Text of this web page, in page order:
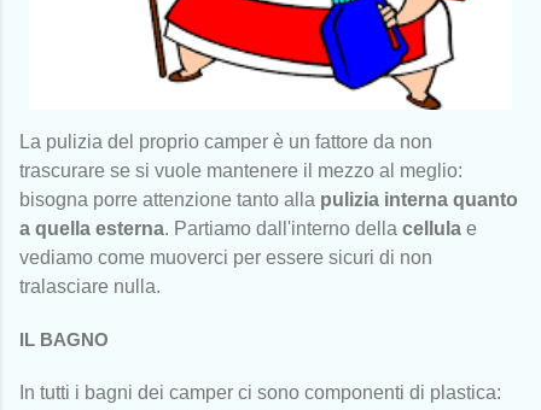
La pulizia del proprio camper è un fattore da non
trascurare se si vuole mantenere il mezzo al meglio:
bisogna porre attenzione tanto alla pulizia interna quanto
a quella esterna. Partiamo dall'interno della cellula e
vediamo come muoverci per essere sicuri di non
tralasciare nulla.
IL BAGNO
In tutti i bagni dei camper ci sono componenti di plastica: